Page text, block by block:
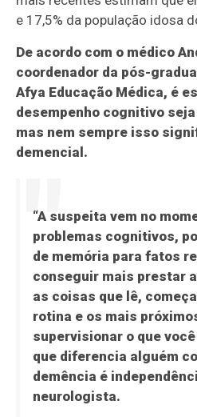
e 17,5% da população idosa
De acordo com o médico
coordenador da pós-
Afya Educação Médica, é
desempenho cognitivo
mas nem sempre isso
demencial.
“A suspeita vem no
problemas cognitivos,
de memória para fatos
conseguir mais prestar
as coisas que lê,
rotina e os mais
supervisionar o que
que diferencia alguém
demência é
neurologista.